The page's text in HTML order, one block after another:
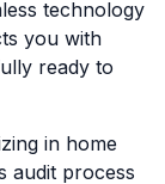
technology
you with
ready to
in home
audit process